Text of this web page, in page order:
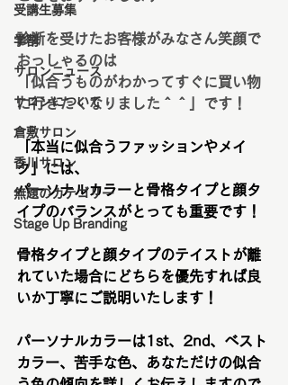
受講生募集
学割
サロンニュース
サロンについて
倉敷サロン
香川サロン
無題のカテゴリー
Stage Up Branding
診断を受けたお客様がみなさん笑顔で
おっしゃるのは
「似合うものがわかってすぐに買い物
に行きたくなりました＾＾」です！
「本当に似合うファッションやメイ
ク」には、
パーソナルカラーと骨格タイプと顔タ
イプのバランスがとっても重要です！
骨格タイプと顔タイプのテイストが離
れていた場合にどちらを優先すれば良
いか丁寧にご説明いたします！
パーソナルカラーは1st、2nd、ベスト
カラー、苦手な色、あなただけの似合